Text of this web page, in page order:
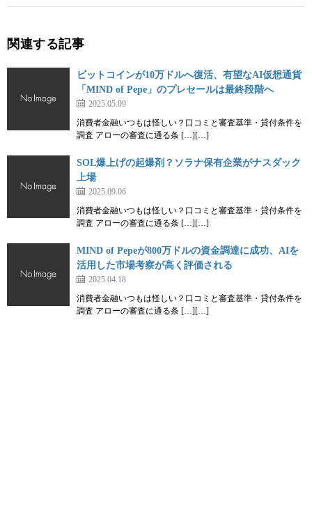
関連する記事
ビットコインが10万ドルへ復活、有望なAI仮想通貨
「MIND of Pepe」のプレセールは最終段階へ
2025.05.09
消費者金融いつもは怪しい？口コミと審査基準・貸付条件を
調査 アローの審査に通る条 […][…]
SOL爆上げの起爆剤？ソラナ保有企業がナスダック
上場
2025.09.06
消費者金融いつもは怪しい？口コミと審査基準・貸付条件を
調査 アローの審査に通る条 […][…]
MIND of Pepeが800万ドルの資金調達に成功、AIを
活用した市場考察が高く評価される
2025.04.18
消費者金融いつもは怪しい？口コミと審査基準・貸付条件を
調査 アローの審査に通る条 […][…]